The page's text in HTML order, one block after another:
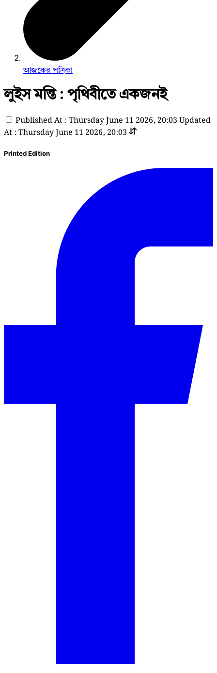
আজকের পত্রিকা
লুইস মন্তি : পৃথিবীতে একজনই
Published At : Thursday June 11 2026, 20:03 Updated
At : Thursday June 11 2026, 20:03
Printed Edition